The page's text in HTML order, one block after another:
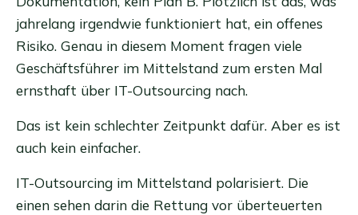
jahrelang irgendwie funktioniert hat, ein offenes
Risiko. Genau in diesem Moment fragen viele
Geschäftsführer im Mittelstand zum ersten Mal
ernsthaft über IT-Outsourcing nach.
Das ist kein schlechter Zeitpunkt dafür. Aber es ist
auch kein einfacher.
IT-Outsourcing im Mittelstand polarisiert. Die
einen sehen darin die Rettung vor überteuerten